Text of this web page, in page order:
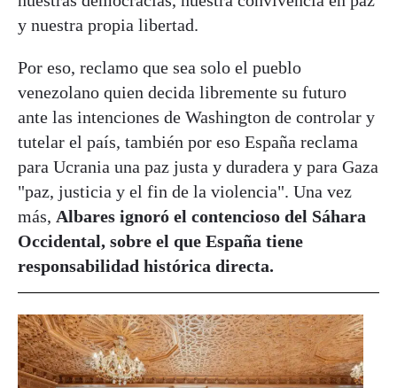
y nuestra propia libertad.
Por eso, reclamo que sea solo el pueblo
venezolano quien decida libremente su futuro
ante las intenciones de Washington de controlar y
tutelar el país, también por eso España reclama
para Ucrania una paz justa y duradera y para Gaza
"paz, justicia y el fin de la violencia". Una vez
más, Albares ignoró el contencioso del Sáhara
Occidental, sobre el que España tiene
responsabilidad histórica directa.